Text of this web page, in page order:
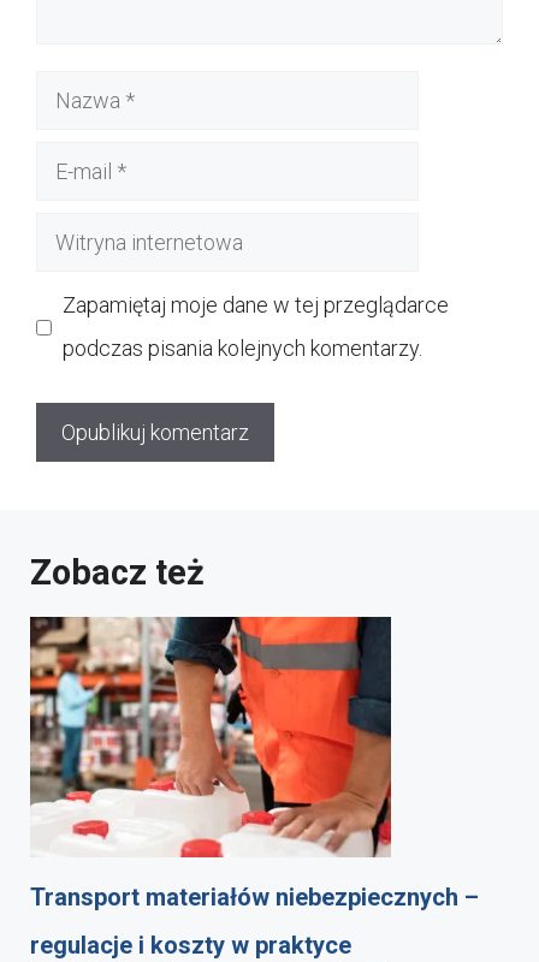
Nazwa
Witryna
Zapamiętaj moje dane w tej przeglądarce
podczas pisania kolejnych komentarzy.
Zobacz też
Transport materiałów niebezpiecznych –
regulacje i koszty w praktyce